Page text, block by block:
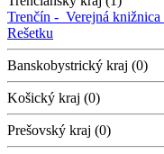
Trenčín - Verejná
Rešetku
Banskobystrický kraj (0)
Košický kraj (0)
Prešovský kraj (0)